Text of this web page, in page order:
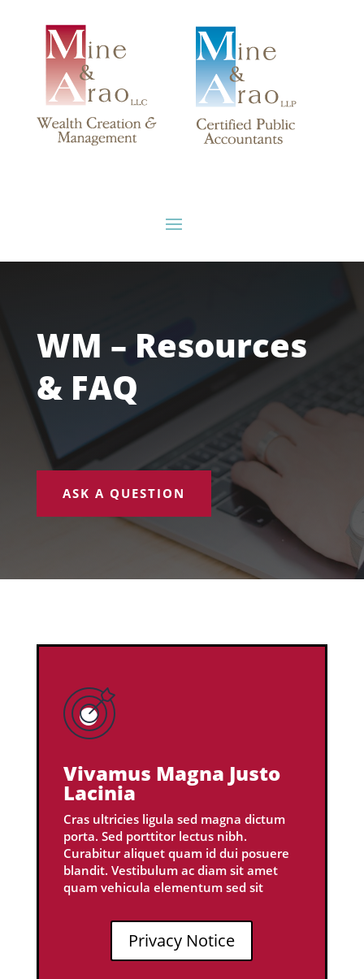
WM – Resources
& FAQ
ASK A QUESTION
Vivamus Magna Justo
Lacinia
Cras ultricies ligula sed magna dictum
porta. Sed porttitor lectus nibh.
Curabitur aliquet quam id dui posuere
blandit. Vestibulum ac diam sit amet
quam vehicula elementum sed sit
Privacy Notice